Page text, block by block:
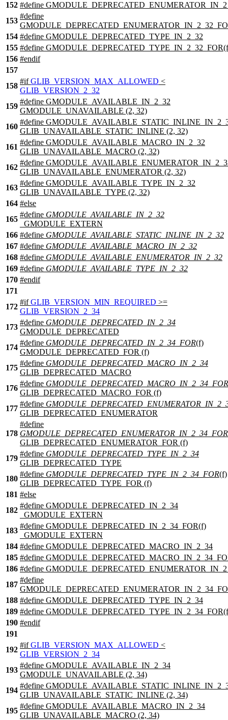
152 #define
153
#define
154 #define GMODULE_DEPRECATED_TYPE_IN_2_32
155 #define
156 #endif
157
158
#if GLIB_VERSION_MAX_ALLOWED <
GLIB_VERSION_2_32
159
#define GMODULE_AVAILABLE_IN_2_32
GMODULE_UNAVAILABLE (2, 32)
160
#define
GLIB_UNAVAILABLE_STATIC_INLINE (2, 32)
161
#define GMODULE_AVAILABLE_MACRO_IN_2_32
GLIB_UNAVAILABLE_MACRO (2, 32)
162
#define
GLIB_UNAVAILABLE_ENUMERATOR (2, 32)
163
#define GMODULE_AVAILABLE_TYPE_IN_2_32
GLIB_UNAVAILABLE_TYPE (2, 32)
164 #else
165
#define GMODULE_AVAILABLE_IN_2_32
_GMODULE_EXTERN
166 #define GMODULE_AVAILABLE_STATIC_INLINE_IN_2_32
167 #define GMODULE_AVAILABLE_MACRO_IN_2_32
168 #define GMODULE_AVAILABLE_ENUMERATOR_IN_2_32
169 #define GMODULE_AVAILABLE_TYPE_IN_2_32
170 #endif
171
172
#if GLIB_VERSION_MIN_REQUIRED >=
GLIB_VERSION_2_34
173
#define GMODULE_DEPRECATED_IN_2_34
GMODULE_DEPRECATED
174
#define GMODULE_DEPRECATED_IN_2_34_FOR(f)
GMODULE_DEPRECATED_FOR (f)
175
#define GMODULE_DEPRECATED_MACRO_IN_2_34
GLIB_DEPRECATED_MACRO
176
#define GMODULE_DEPRECATED_MACRO_IN_2_34_FOR
GLIB_DEPRECATED_MACRO_FOR (f)
177
#define
GLIB_DEPRECATED_ENUMERATOR
178
#define
GMODULE_DEPRECATED_ENUMERATOR_IN_2_34_FOR
GLIB_DEPRECATED_ENUMERATOR_FOR (f)
179
#define GMODULE_DEPRECATED_TYPE_IN_2_34
GLIB_DEPRECATED_TYPE
180
#define GMODULE_DEPRECATED_TYPE_IN_2_34_FOR(f)
GLIB_DEPRECATED_TYPE_FOR (f)
181 #else
182
#define GMODULE_DEPRECATED_IN_2_34
_GMODULE_EXTERN
183
#define GMODULE_DEPRECATED_IN_2_34_FOR(f)
_GMODULE_EXTERN
184 #define GMODULE_DEPRECATED_MACRO_IN_2_34
185 #define
186 #define
187
#define
188 #define GMODULE_DEPRECATED_TYPE_IN_2_34
189 #define
190 #endif
191
192
#if GLIB_VERSION_MAX_ALLOWED <
GLIB_VERSION_2_34
193
#define GMODULE_AVAILABLE_IN_2_34
GMODULE_UNAVAILABLE (2, 34)
194
#define
GLIB_UNAVAILABLE_STATIC_INLINE (2, 34)
195
#define GMODULE_AVAILABLE_MACRO_IN_2_34
GLIB_UNAVAILABLE_MACRO (2, 34)